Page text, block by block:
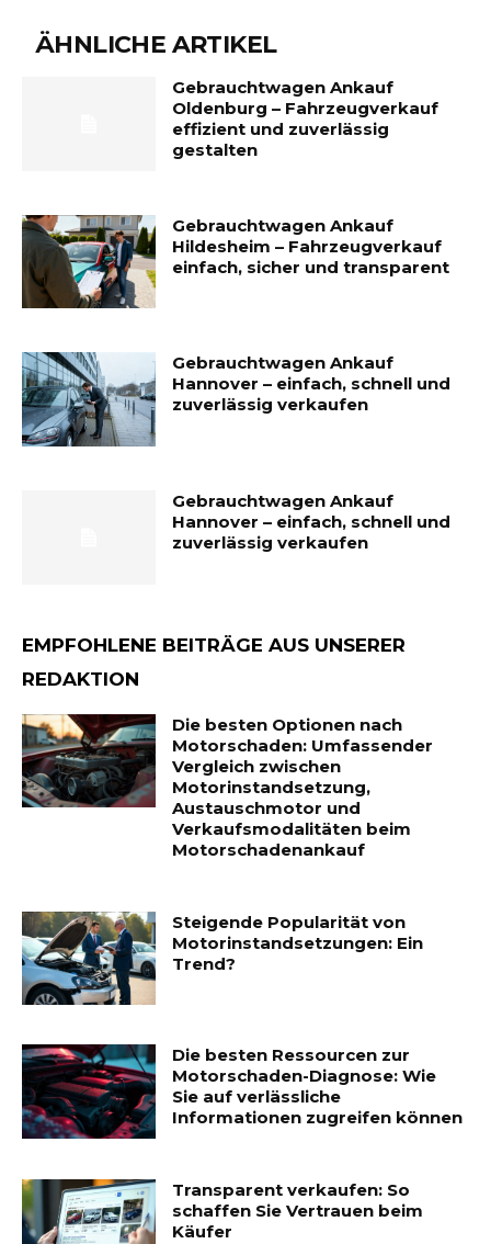
ÄHNLICHE ARTIKEL
Gebrauchtwagen Ankauf
Oldenburg – Fahrzeugverkauf
effizient und zuverlässig
gestalten
Gebrauchtwagen Ankauf
Hildesheim – Fahrzeugverkauf
einfach, sicher und transparent
Gebrauchtwagen Ankauf
Hannover – einfach, schnell und
zuverlässig verkaufen
Gebrauchtwagen Ankauf
Hannover – einfach, schnell und
zuverlässig verkaufen
EMPFOHLENE BEITRÄGE AUS UNSERER
REDAKTION
Die besten Optionen nach
Motorschaden: Umfassender
Vergleich zwischen
Motorinstandsetzung,
Austauschmotor und
Verkaufsmodalitäten beim
Motorschadenankauf
Steigende Popularität von
Motorinstandsetzungen: Ein
Trend?
Die besten Ressourcen zur
Motorschaden-Diagnose: Wie
Sie auf verlässliche
Informationen zugreifen können
Transparent verkaufen: So
schaffen Sie Vertrauen beim
Käufer